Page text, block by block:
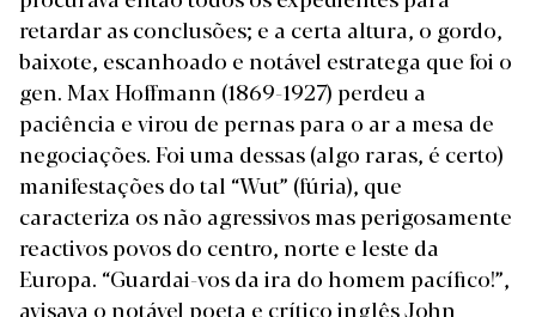
retardar as conclusões; e a certa altura, o gordo,
baixote, escanhoado e notável estratega que foi o
gen. Max Hoffmann (1869-1927) perdeu a
paciência e virou de pernas para o ar a mesa de
negociações. Foi uma dessas (algo raras, é certo)
manifestações do tal “Wut” (fúria), que
caracteriza os não agressivos mas perigosamente
reactivos povos do centro, norte e leste da
Europa. “Guardai-vos da ira do homem pacífico!”,
avisava o notável poeta e crítico inglês John